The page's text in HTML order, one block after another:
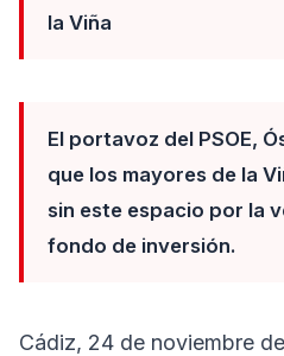
la Viña
El portavoz del PSOE,
que los mayores de la
sin este espacio por la
fondo de inversión.
Cádiz, 24 de noviembre